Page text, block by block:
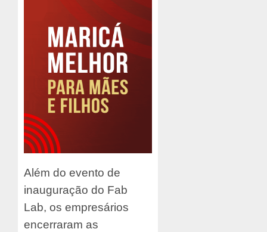
Além do evento de
inauguração do Fab
Lab, os empresários
encerraram as